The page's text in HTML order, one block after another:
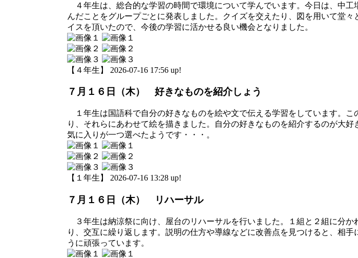
４年生は、総合的な学習の時間で環境について学んでいます。今日は、中
んだことをグループごとに発表しました。クイズを交えたり、図を用いて堂
イスを頂いたので、今後の学習に活かせる良い機会となりました。
【４年生】 2026-07-16 17:56 up!
７月１６日（木） 好きなものを紹介しょう
１年生は国語科で自分の好きなものを絵や文で伝える学習をしています。
り、それらにあわせて絵を描きました。自分の好きなものを紹介するのが大
気に入りが一つ選べたようです・・・。
【１年生】 2026-07-16 13:28 up!
７月１６日（木） リハーサル
３年生は納涼祭に向け、屋台のリハーサルを行いました。１組と２組に分
り、交互に繰り返します。説明の仕方や導線などに改善点を見つけると、相
うに頑張っています。